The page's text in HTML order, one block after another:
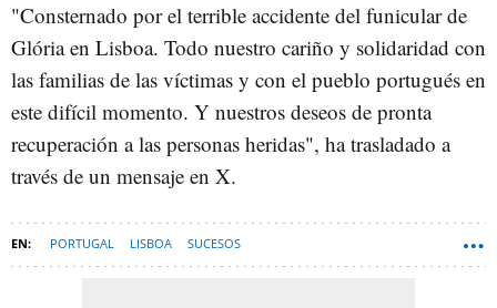
"Consternado por el terrible accidente del funicular de
Glória en Lisboa. Todo nuestro cariño y solidaridad con
las familias de las víctimas y con el pueblo portugués en
este difícil momento. Y nuestros deseos de pronta
recuperación a las personas heridas", ha trasladado a
través de un mensaje en X.
PORTUGAL LISBOA SUCESOS